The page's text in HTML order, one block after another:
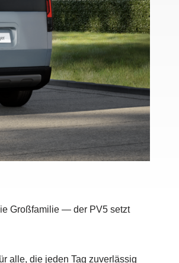
Groß­fa­mi­lie — der PV5 setzt
alle, die jeden Tag zuver­läs­sig